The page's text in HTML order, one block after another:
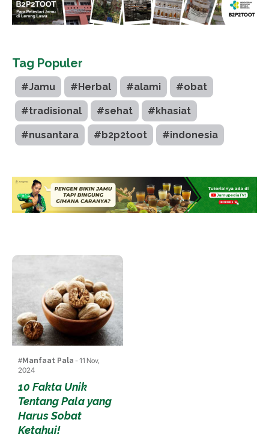
Tag Populer
#Jamu #Herbal #alami #obat
#tradisional #sehat #khasiat
#nusantara #b2p2toot #indonesia
#Manfaat Pala - 11 Nov,
2024
10 Fakta Unik
Tentang Pala yang
Harus Sobat
Ketahui!